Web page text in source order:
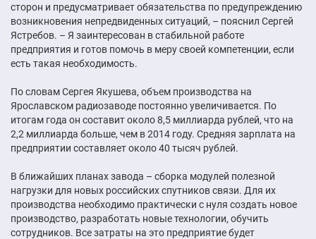
сторон и предусматривает обязательства по предупреждению
возникновения непредвиденных ситуаций, – пояснил Сергей
Ястребов. – Я заинтересован в стабильной работе
предприятия и готов помочь в меру своей компетенции, если
есть такая необходимость.
По словам Сергея Якушева, объем производства на
Ярославском радиозаводе постоянно увеличивается. По
итогам года он составит около 8,5 миллиарда рублей, что на
2,2 миллиарда больше, чем в 2014 году. Средняя зарплата на
предприятии составляет около 40 тысяч рублей.
В ближайших планах завода – сборка модулей полезной
нагрузки для новых российских спутников связи. Для их
производства необходимо практически с нуля создать новое
производство, разработать новые технологии, обучить
сотрудников. Все затраты на это предприятие будет